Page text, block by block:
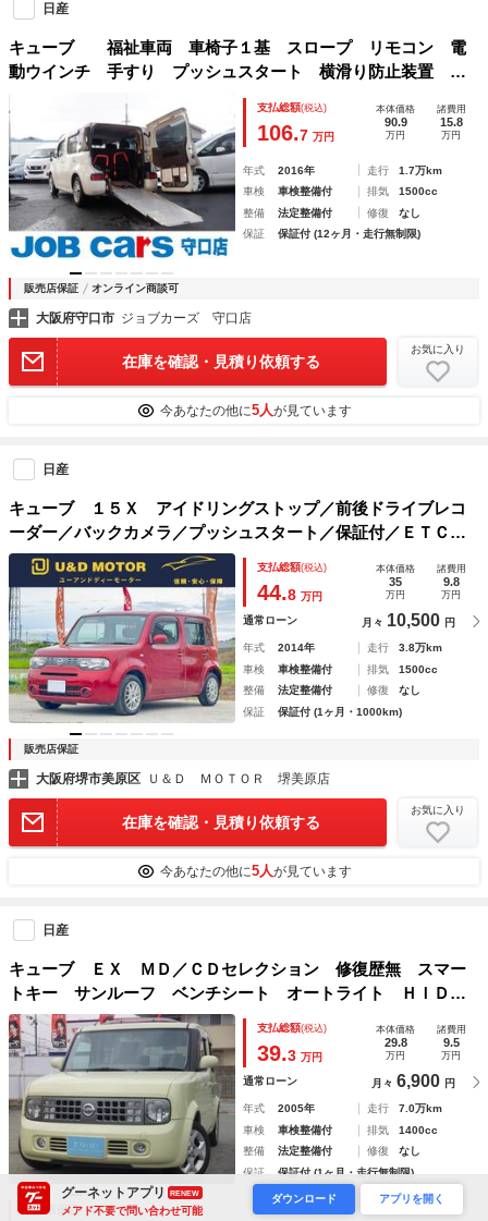
日産
キューブ 福祉車両 車椅子１基 スロープ リモコン 電
動ウインチ 手すり プッシュスタート 横滑り防止装置 ア
イストップ 盗難防止装置 電動電格ミラー パワーウィンド
ウ ＣＤ再生 ドアバイザー 整備点検記録簿
支払総額(税込)
106.7 万円
本体価格
90.9
万円
諸費用
15.8
万円
年式 2016年 走行
1.7万km
車検
車検整備付 排気
1500cc
整備
法定整備付 修復
なし
保証
保証付 (12ヶ月・走行無制限)
販売店保証 オンライン商談可
大阪府守口市 ジョブカーズ 守口店
在庫を確認・見積り依頼する
お気に入り
今あなたの他に5人が見ています
日産
キューブ １５Ｘ アイドリングストップ／前後ドライブレコ
ーダー／バックカメラ／プッシュスタート／保証付／ＥＴＣ／
ＡＢＳ／スマートキー／テレビ／ナビ／アルミホイール／運転
席エアバッグ／助手席エアバッグ／衝撃緩和ヘッドレス
支払総額(税込)
44.8 万円
本体価格
35
万円
諸費用
9.8
万円
通常ローン 月々 10,500 円
年式 2014年 走行
3.8万km
車検
車検整備付 排気
1500cc
整備
法定整備付 修復
なし
保証
保証付 (1ヶ月・1000km)
販売店保証
大阪府堺市美原区 Ｕ＆Ｄ ＭＯＴＯＲ 堺美原店
在庫を確認・見積り依頼する
お気に入り
今あなたの他に5人が見ています
日産
キューブ ＥＸ ＭＤ／ＣＤセレクション 修復歴無 スマー
トキー サンルーフ ベンチシート オートライト ＨＩＤヘ
ッドライト フロントフォグライト アルミホイール ＣＤ
ＭＤ 電動格納ミラー 集中ロック
支払総額(税込)
39.3 万円
本体価格
29.8
万円
諸費用
9.5
万円
通常ローン 月々 6,900 円
年式 2005年 走行
7.0万km
車検
車検整備付 排気
1400cc
整備
法定整備付 修復
なし
保証
保証付 (1ヶ月・走行無制限)
販売店保証
グーネットアプリ RENEW
メアド不要で問い合わせ可能
ダウンロード アプリを開く